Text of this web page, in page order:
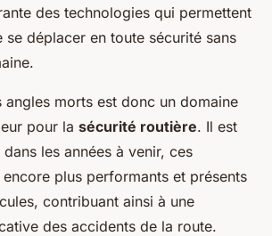
des technologies qui permettent
se déplacer en toute sécurité sans
angles morts est donc un domaine
pour la sécurité routière. Il est
les années à venir, ces
plus performants et présents
contribuant ainsi à une
des accidents de la route.